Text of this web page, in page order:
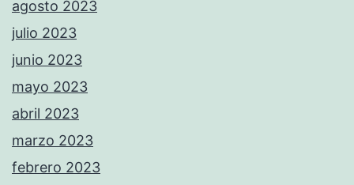
agosto 2023
julio 2023
junio 2023
mayo 2023
abril 2023
marzo 2023
febrero 2023